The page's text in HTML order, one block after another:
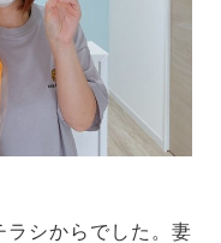
ラシからでした。妻